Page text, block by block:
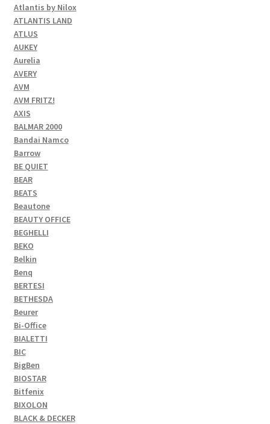
Atlantis by Nilox
ATLANTIS LAND
ATLUS
AUKEY
Aurelia
AVERY
AVM
AVM FRITZ!
AXIS
BALMAR 2000
Bandai Namco
Barrow
BE QUIET
BEAR
BEATS
Beautone
BEAUTY OFFICE
BEGHELLI
BEKO
Belkin
Benq
BERTESI
BETHESDA
Beurer
Bi-Office
BIALETTI
BIC
BigBen
BIOSTAR
Bitfenix
BIXOLON
BLACK & DECKER